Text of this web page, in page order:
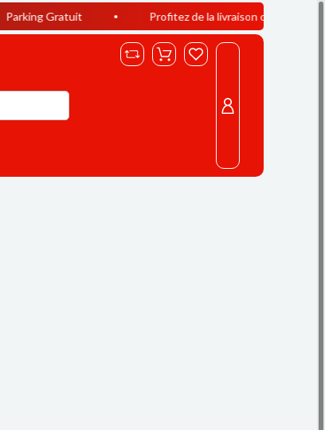
Profitez de la livraison offerte à Casablanca dès